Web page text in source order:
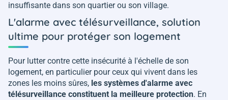
insuffisante dans son quartier ou son village.
L'alarme avec télésurveillance, solution
ultime pour protéger son logement
Pour lutter contre cette insécurité à l'échelle de son
logement, en particulier pour ceux qui vivent dans les
zones les moins sûres, les systèmes d'alarme avec
télésurveillance constituent la meilleure protection. En